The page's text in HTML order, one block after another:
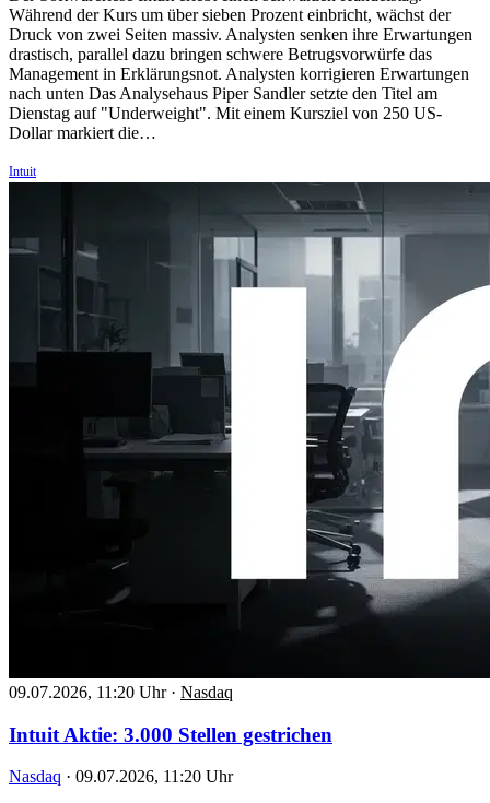
Während der Kurs um über sieben Prozent einbricht, wächst der
Druck von zwei Seiten massiv. Analysten senken ihre Erwartungen
drastisch, parallel dazu bringen schwere Betrugsvorwürfe das
Management in Erklärungsnot. Analysten korrigieren Erwartungen
nach unten Das Analysehaus Piper Sandler setzte den Titel am
Dienstag auf "Underweight". Mit einem Kursziel von 250 US-
Dollar markiert die…
Intuit
09.07.2026, 11:20 Uhr · Nasdaq
Intuit Aktie: 3.000 Stellen gestrichen
Nasdaq · 09.07.2026, 11:20 Uhr